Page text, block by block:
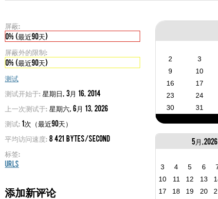
2
3
9
10
16
17
23
24
30
31
5月, 2026
3 4 5 6
10
11 12 13
17
18 19 20
屏蔽:
0% (最近90天)
屏蔽外的限制:
0% (最近90天)
测试
测试开始于: 星期日, 3月 16, 2014
上一次测试于: 星期六, 6月 13, 2026
测试: 1次（最近90天）
平均访问速度: 8 421 bytes/second
标签:
URLs
添加新评论